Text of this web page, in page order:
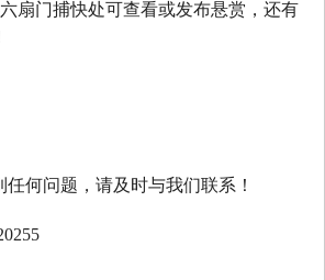
六扇门捕快处可查看或发布悬赏，还有
何问题，请及时与我们联系！